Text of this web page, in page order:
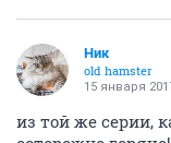
Ник
old hamster
15 января
из той же серии,